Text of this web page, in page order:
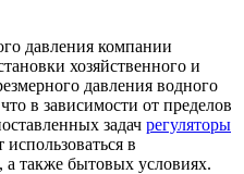
давления компании
хозяйственного и
давления водного
в зависимости от пределов
задач регуляторы
в
также бытовых условиях.